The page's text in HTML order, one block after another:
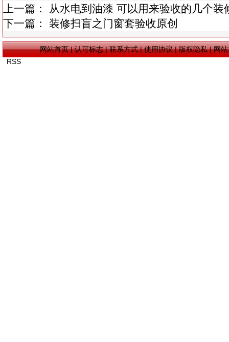
上一篇：
从水电到油漆 可以用来验收的几个装
下一篇： 装修扫盲之门窗套验收原创
网站首页|认可标志|联系方式|使用协议|版权隐私|网
RSS